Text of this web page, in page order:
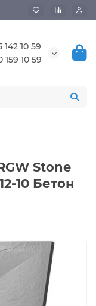
142 10 59
159 10 59
Stone
10 Бетон